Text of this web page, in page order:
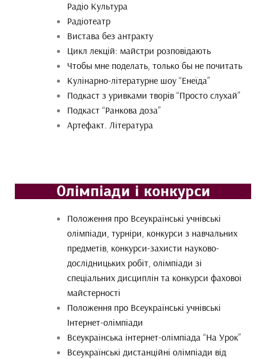
Радіо Культура
Радіотеатр
Вистава без антракту
Цикл лекцій: майстри розповідають
Чтобы мне поделать, только бы не почитать
Кулінарно-літературне шоу “Енеїда”
Подкаст з уривками творів “Просто слухай”
Подкаст “Ранкова доза”
Артефакт. Література
Олімпіади і конкурси
Положення про Всеукраїнські учнівські
олімпіади, турніри, конкурси з навчальних
предметів, конкурси-захисти науково-
дослідницьких робіт, олімпіади зі
спеціальних дисциплін та конкурси фахової
майстерності
Положення про Всеукраїнські учнівські
Інтернет-олімпіади
Всеукраїнська інтернет-олімпіада “На Урок”
Всеукраїнські дистанційні олімпіади від